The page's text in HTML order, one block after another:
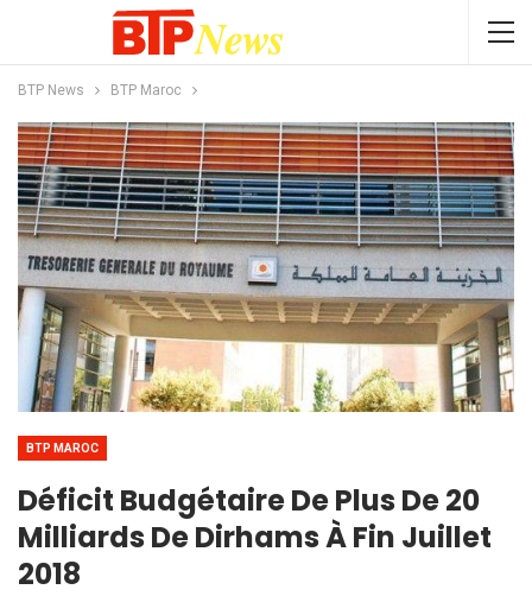
BTP News BTP Maroc
BTP MAROC
Déficit Budgétaire De Plus De 20
Milliards De Dirhams À Fin Juillet
2018